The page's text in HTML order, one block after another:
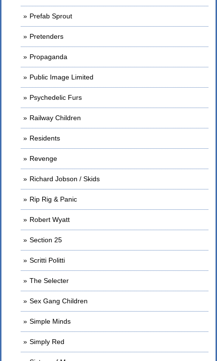
Prefab Sprout
Pretenders
Propaganda
Public Image Limited
Psychedelic Furs
Railway Children
Residents
Revenge
Richard Jobson / Skids
Rip Rig & Panic
Robert Wyatt
Section 25
Scritti Politti
The Selecter
Sex Gang Children
Simple Minds
Simply Red